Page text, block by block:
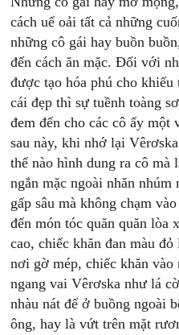
cách uể oải tất cả những
những cô gái hay buồn
đến cách ăn mặc. Đối với
được tạo hóa phú cho
cái đẹp thì sự tuềnh toàng
đem đến cho các cô ấy
sau này, khi nhớ lại
thể nào hình dung ra cô mà
ngắn mặc ngoài nhăn
gấp sâu mà không chạm
đến món tóc quăn quăn lòa
cao, chiếc khăn đan màu
nơi gờ mép, chiếc khăn
ngang vai Vêrơska như lá
nhàu nát để ở buồng ngoài
ông, hay là vứt trên mặt